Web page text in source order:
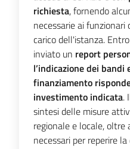
richiesta, fornendo
necessarie ai funzionari
carico dell'istanza.
inviato un report
l’indicazione dei
finanziamento
investimento indicata.
sintesi delle misure
regionale e locale,
necessari per reperire